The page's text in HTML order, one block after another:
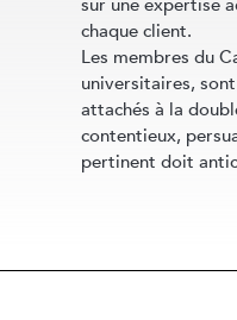
sur une expertise
chaque client.
Les membres du
universitaires,
attachés à la
contentieux,
pertinent doit